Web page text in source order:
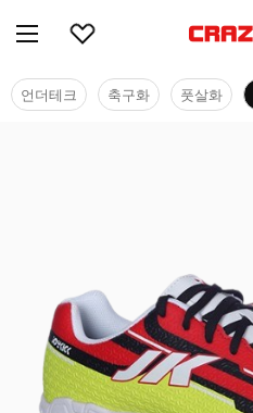
언더테크 축구화 풋살화